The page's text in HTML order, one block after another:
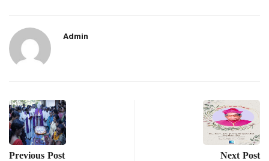
Admin
Previous Post Next Post